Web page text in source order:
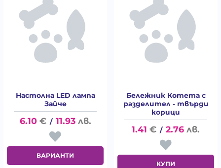
Настолна LED лампа
Зайче
6.10 € / 11.93 лв.
ВАРИАНТИ
Бележник Котета с
разделител - твърди
корици
1.41 € / 2.76 лв.
КУПИ